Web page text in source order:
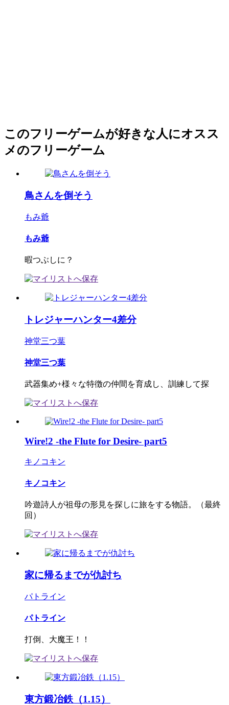
このフリーゲームが好きな人にオスス
メのフリーゲーム
鳥さんを倒そう
もみ爺
もみ爺
暇つぶしに？
トレジャーハンター4差分
神堂三つ葉
神堂三つ葉
武器集め+様々な特徴の仲間を育成し、訓練して探
Wire!2 -the Flute for Desire- part5
キノコキン
キノコキン
吟遊詩人が祖母の形見を探しに旅をする物語。（最終
回）
家に帰るまでが仇討ち
パトライン
パトライン
打倒、大魔王！！
東方鍛冶鉄（1.15）